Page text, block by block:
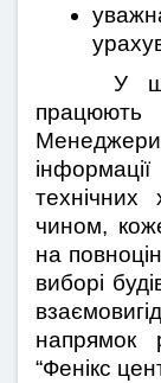
У штаті
технічних
чином,
на
виборі
напрямок
“Фенікс